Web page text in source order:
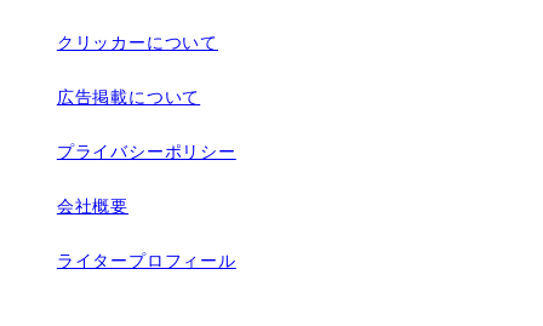
クリッカーについて
広告掲載について
プライバシーポリシー
会社概要
ライタープロフィール